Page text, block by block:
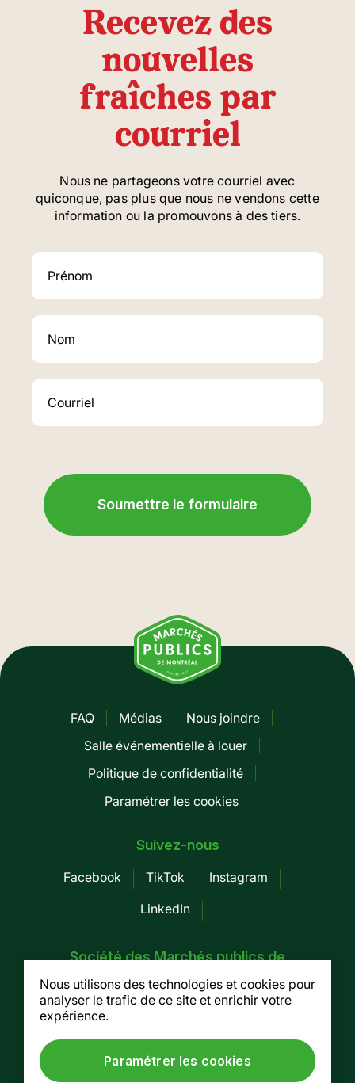
Recevez des
nouvelles
fraîches par
courriel
Nous ne partageons votre courriel avec
quiconque, pas plus que nous ne vendons cette
information ou la promouvons à des tiers.
FAQ Médias
Nous joindre
Salle événementielle à louer
Politique de confidentialité
Paramétrer les cookies
Suivez-nous
Facebook TikTok
Instagram
LinkedIn
Société des Marchés publics de
155, av. Greene, 3e étage, Montréal (Québec)
Tel. :514 937-7754/ Fax. : 514 937-7688
Nous utilisons des technologies et cookies pour
analyser le trafic de ce site et enrichir votre
expérience.
Paramétrer les cookies